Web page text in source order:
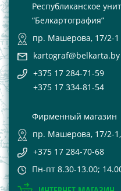
Республиканское
“Белкартография”
пр. Машерова, 17/2-
kartograf@belkarta.by
+375 17 284-71-59
+375 17 334-81-54
Фирменный магазин
пр. Машерова, 17/2-
+375 17 284-70-68
Пн-пт 8.30-13.00;